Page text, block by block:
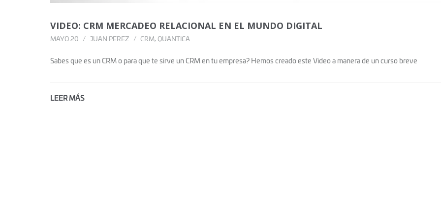
VIDEO: CRM MERCADEO RELACIONAL EN EL MUNDO DIGITAL
MAYO 20 JUAN.PEREZ CRM, QUANTICA
Sabes que es un CRM o para que te sirve un CRM en tu empresa? Hemos creado este Video a manera de un curso breve
LEER MÁS